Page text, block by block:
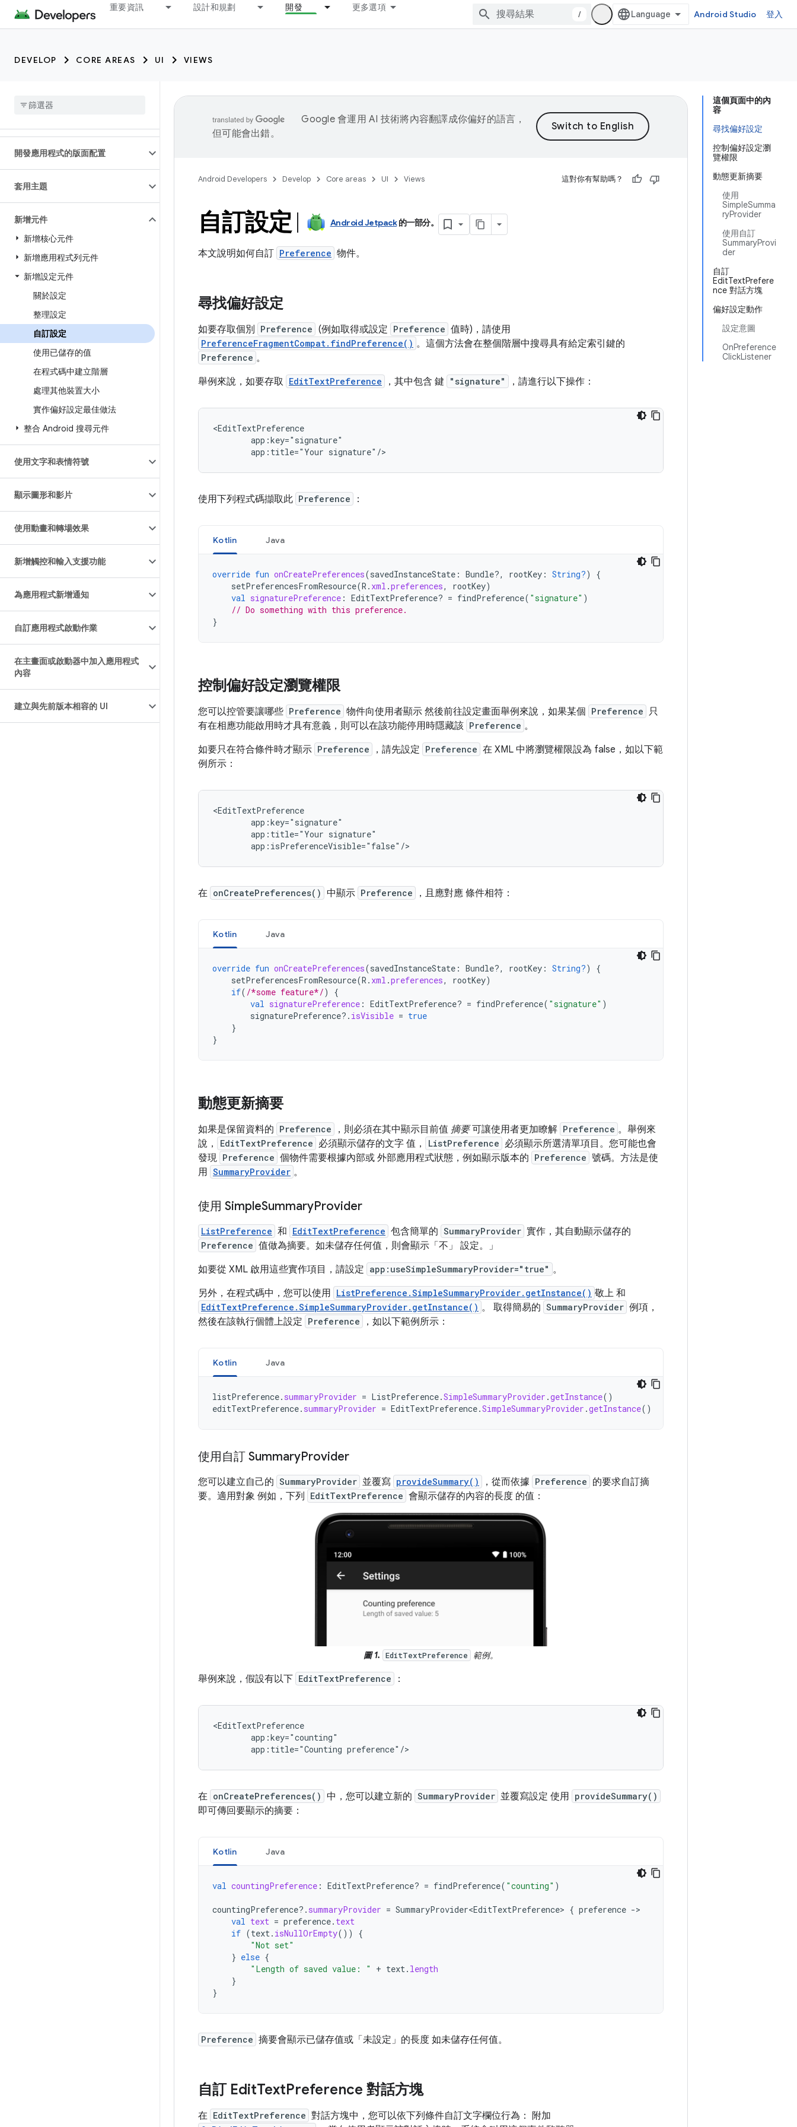
重要資訊 設計和規劃 開發 更多選項
/ Android Studio 登入
DEVELOP CORE AREAS UI VIEWS
開發應用程式的版面配置
套用主題
新增元件
新增核心元件
新增應用程式列元件
新增設定元件
關於設定
整理設定
自訂設定
使用已儲存的值
在程式碼中建立階層
處理其他裝置大小
實作偏好設定最佳做法
整合 Android 搜尋元件
使用文字和表情符號
顯示圖形和影片
使用動畫和轉場效果
新增觸控和輸入支援功能
為應用程式新增通知
自訂應用程式啟動作業
在主畫面或啟動器中加入應用程式
內容
建立與先前版本相容的 UI
這個頁面中的內
容
尋找偏好設定
控制偏好設定瀏
覽權限
動態更新摘要
使用
SimpleSumma
ryProvider
使用自訂
SummaryProvi
der
自訂
EditTextPrefere
nce 對話方塊
偏好設定動作
設定意圖
OnPreference
ClickListener
Google 會運用 AI 技術將內容翻譯成你偏好的語言，
但可能會出錯。
Android Developers Develop Core areas UI Views 這對你有幫助嗎？
自訂設定 Android Jetpack的一部分。
本文說明如何自訂 Preference 物件。
尋找偏好設定
如要存取個別 Preference (例如取得或設定 Preference 值時)，請使用
PreferenceFragmentCompat.findPreference() 。這個方法會在整個階層中搜尋具有給定索引鍵的
Preference 。
舉例來說，如要存取 EditTextPreference ，其中包含 鍵 "signature" ，請進行以下操作：
app:title="Your signature"/>
使用下列程式碼擷取此 Preference ：
Kotlin Java
override fun onCreatePreferences(savedInstanceState : Bundle?, rootKey : String?)
{
setPreferencesFromResource(R . xml .preferences, rootKey)
val signaturePreference : EditTextPreference? = findPreference( "signature" )
// Do something with this preference.
}
控制偏好設定瀏覽權限
您可以控管要讓哪些 Preference 物件向使用者顯示 然後前往設定畫面舉例來說，如果某個 Preference 只
有在相應功能啟用時才具有意義，則可以在該功能停用時隱藏該 Preference 。
如要只在符合條件時才顯示 Preference ，請先設定 Preference 在 XML 中將瀏覽權限設為 false，如以下範
例所示：
app:title="Your
app:isPreferenceVisible="false"/>
在 onCreatePreferences() 中顯示 Preference ，且應對應 條件相符：
Kotlin Java
override fun onCreatePreferences(savedInstanceState : Bundle?, rootKey : String?)
{
setPreferencesFromResource(R . xml .preferences, rootKey)
if( /*some feature*/)
{
val signaturePreference : EditTextPreference? = findPreference( "signature" )
signaturePreference?. isVisible = true
}
}
動態更新摘要
如果是保留資料的 Preference ，則必須在其中顯示目前值 摘要可讓使用者更加瞭解 Preference 。舉例來
說，
EditTextPreference 必須顯示儲存的文字 值， ListPreference 必須顯示所選清單項目。您可能也會
發現 Preference 個物件需要根據內部或 外部應用程式狀態，例如顯示版本的 Preference 號碼。方法是使
用 SummaryProvider 。
使用 SimpleSummaryProvider
ListPreference 和 EditTextPreference 包含簡單的 SummaryProvider 實作，其自動顯示儲存的
Preference 值做為摘要。如未儲存任何值，則會顯示「不」 設定。」
如要從 XML 啟用這些實作項目，請設定 app:useSimpleSummaryProvider="true" 。
另外，在程式碼中，您可以使用 ListPreference.SimpleSummaryProvider.getInstance() 敬上 和
EditTextPreference.SimpleSummaryProvider.getInstance() 。 取得簡易的 SummaryProvider 例項，
然後在該執行個體上設定 Preference ，如以下範例所示：
Kotlin Java
listPreference. summaryProvider = ListPreference.SimpleSummaryProvider .getInstance()
editTextPreference. summaryProvider = EditTextPreference.SimpleSummaryProvider .getInstance()
使用自訂 SummaryProvider
您可以建立自己的 SummaryProvider 並覆寫 provideSummary() ，從而依據 Preference 的要求自訂摘
要。適用對象 例如，下列
EditTextPreference 會顯示儲存的內容的長度 的值：
圖 1. EditTextPreference 範例。
舉例來說，假設有以下 EditTextPreference ：
app:title="Counting preference"/>
在 onCreatePreferences() 中，您可以建立新的 SummaryProvider 並覆寫設定 使用 provideSummary()
即可傳回要顯示的摘要：
Kotlin Java
val countingPreference : EditTextPreference? = findPreference( "counting" )
countingPreference?. summaryProvider = SummaryProvider<EditTextPreference> { preference ->
val text = preference. text
if (text. isNullOrEmpty())
{
"Not set"
} else {
"Length of saved value: "
+ text. length
}
}
Preference 摘要會顯示已儲存值或「未設定」的長度 如未儲存任何值。
自訂 EditTextPreference 對話方塊
在 EditTextPreference 對話方塊中，您可以依下列條件自訂文字欄位行為： 附加